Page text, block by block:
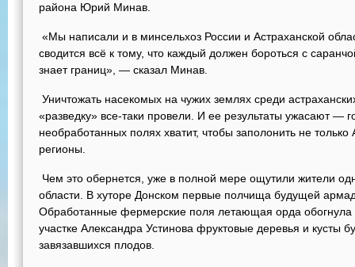
района Юрий Минав.
«Мы написали и в минсельхоз России и Астраханской
сводится всё к тому, что каждый должен бороться с
знает границ», — сказал Минав.
Уничтожать насекомых на чужих землях среди
«разведку» все-таки провели. И ее результаты ужасают —
необработанных полях хватит, чтобы заполонить не
регионы.
Чем это обернется, уже в полной мере ощутили жители
области. В хуторе Донском первые полчища будущей
Обработанные фермерские поля летающая орда
участке Александра Устинова фруктовые деревья и кусты
завязавшихся плодов.